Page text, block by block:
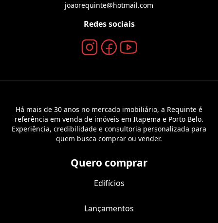
joaorequinte@hotmail.com
Redes sociais
Há mais de 30 anos no mercado imobiliário, a Requinte é
referência em venda de imóveis em Itapema e Porto Belo.
Experiência, credibilidade e consultoria personalizada para
quem busca comprar ou vender.
Quero comprar
Edifícios
Lançamentos